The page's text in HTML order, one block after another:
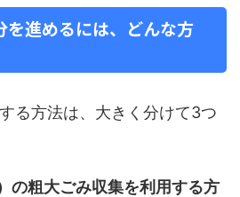
を進めるには、どんな方
る方法は、大きく分けて3つ
の粗大ごみ収集を利用する方